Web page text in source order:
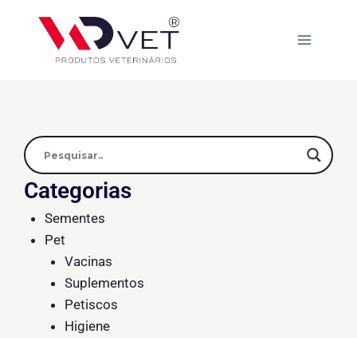
Categorias
Sementes
Pet
Vacinas
Suplementos
Petiscos
Higiene